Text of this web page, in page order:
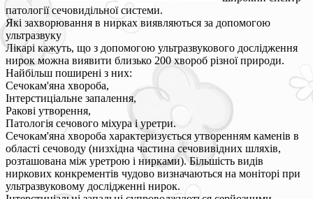
патології сечовидільної системи.
Які захворювання в нирках виявляються за допомогою
ультразвуку
Лікарі кажуть, що з допомогою ультразвукового дослідження
нирок можна виявити близько 200 хвороб різної природи.
Найбільш поширені з них:
Сечокам'яна хвороба,
Інтерстиціальне запалення,
Ракові утворення,
Патологія сечового міхура і уретри.
Сечокам'яна хвороба характеризується утворенням каменів в
області сечоводу (низхідна частина сечовивідних шляхів,
розташована між уретрою і нирками). Більшість видів
ниркових конкрементів чудово визначаються на моніторі при
ультразвуковому дослідженні нирок.